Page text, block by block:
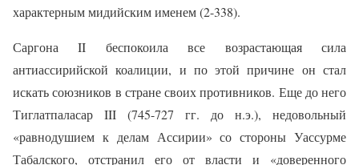
характерным мидийским именем (2-338).
Саргона II беспокоила все возрастающая сила
антиассирийской коалиции, и по этой причине он стал
искать союзников в стране своих противников. Еще до него
Тиглатпаласар III (745-727 гг. до н.э.), недовольный
«равнодушием к делам Ассирии» со стороны Уассурме
Табалского, отстранил его от власти и «доверенного